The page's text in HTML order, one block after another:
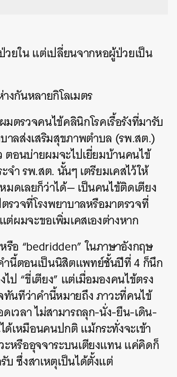
วยใน แต่เปลี่ยนจากหอผู้ป่วยเป็น
งกันหลายกิโลเมตร
ตรวจคนไข้คลินิกโรคเรื้อรังที่มารับ
าลส่งเสริมสุขภาพตำบล (รพ.สต.)
ตอนบ่ายผมจะไปเยี่ยมบ้านคนไข้
จำ รพ.สต. นั้นๆ เตรียมเคสไว้ให้
ดเลยก็ว่าได้— เป็นคนไข้ติดเตียง
รวจที่โรงพยาบาลหรือมาตรวจที่
ผมจะขอเพิ่มเคสเองต่างหาก
รือ “bedridden” ในภาษาอังกฤษ
ำนี้ตอนเป็นนิสิตแพทย์ชั้นปีที่ 4 ก็นึก
ป “ขี่เตียง” แต่เมื่อมองคนไข้ตรง
ทันทีว่าคำนี้หมายถึง ภาวะที่คนไข้
เวลา ไม่สามารถลุก-นั่ง-ยืน-เดิน-
ด้เหมือนคนปกติ แม้กระทั่งจะเข้า
หรืออุจจาระบนเตียงแทน แค่คิดก็
บ ซึ่งสาเหตุเป็นได้ตั้งแต่